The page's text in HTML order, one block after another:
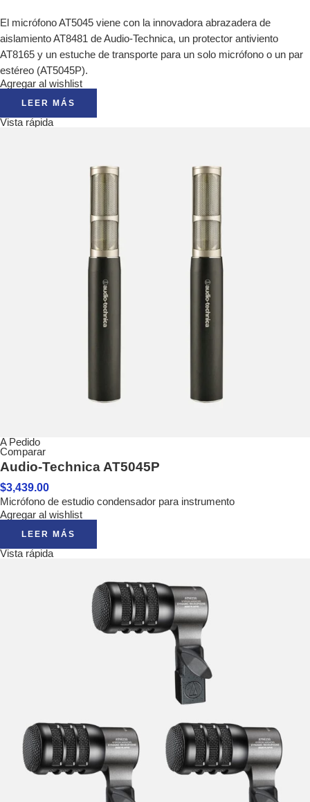
El micrófono AT5045 viene con la innovadora abrazadera de
aislamiento AT8481 de Audio-Technica, un protector antiviento
AT8165 y un estuche de transporte para un solo micrófono o un par
estéreo (AT5045P).
Agregar al wishlist
LEER MÁS
Vista rápida
A Pedido
Comparar
Audio-Technica AT5045P
$3,439.00
Micrófono de estudio condensador para instrumento
Agregar al wishlist
LEER MÁS
Vista rápida